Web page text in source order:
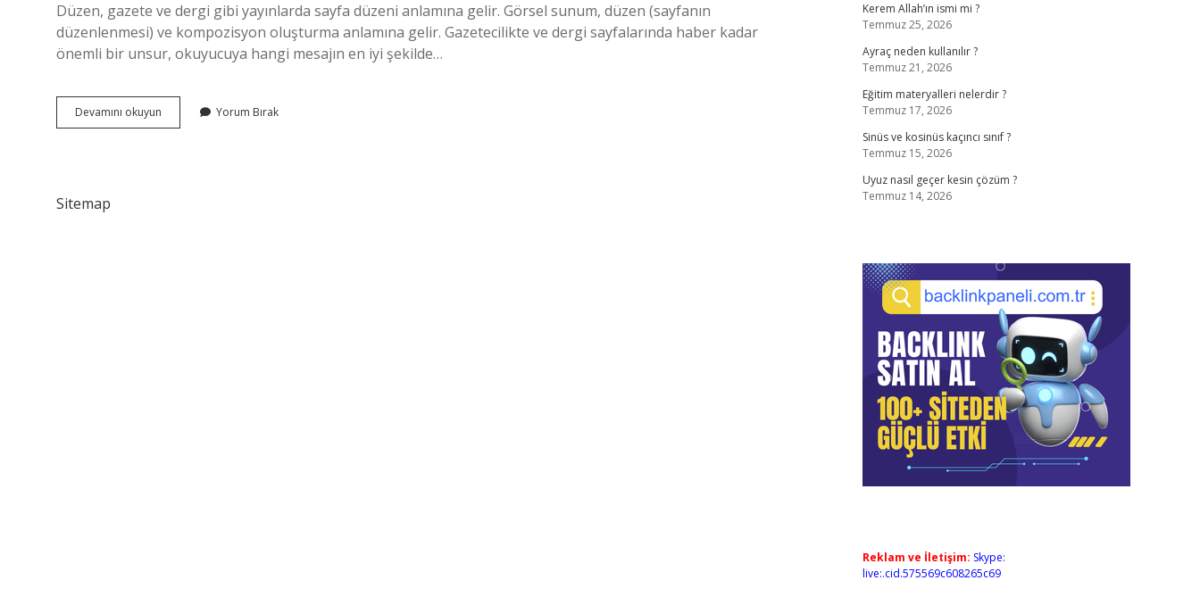
Düzen, gazete ve dergi gibi yayınlarda sayfa düzeni anlamına gelir. Görsel sunum, düzen (sayfanın
düzenlenmesi) ve kompozisyon oluşturma anlamına gelir. Gazetecilikte ve dergi sayfalarında haber kadar
önemli bir unsur, okuyucuya hangi mesajın en iyi şekilde…
Devamını okuyun Mizanpaj
Nedir
Yorum Bırak
Sitemap
Kerem Allah’ın ismi mi ?
Temmuz 25, 2026
Ayraç neden kullanılır ?
Temmuz 21, 2026
Eğitim materyalleri nelerdir ?
Temmuz 17, 2026
Sinüs ve kosinüs kaçıncı sınıf ?
Temmuz 15, 2026
Uyuz nasıl geçer kesin çözüm ?
Temmuz 14, 2026
Reklam ve İletişim: Skype:
live:.cid.575569c608265c69